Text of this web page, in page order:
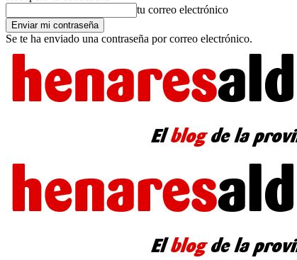
tu correo electrónico
Se te ha enviado una contraseña por correo electrónico.